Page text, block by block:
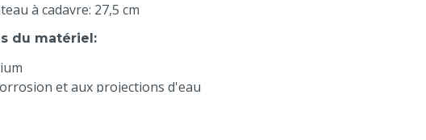
à cadavre: 27,5 cm
du matériel:
et aux projections d'eau
techniques